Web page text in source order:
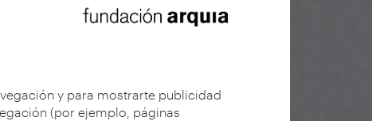
y para mostrarte publicidad
(por ejemplo, páginas